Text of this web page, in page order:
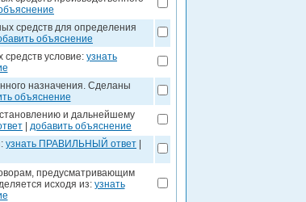
средств для определения
объяснение
условие: узнать
назначения. Сделаны
объяснение
и дальнейшему
добавить объяснение
узнать ПРАВИЛЬНЫЙ ответ
предусматривающим
исходя из: узнать